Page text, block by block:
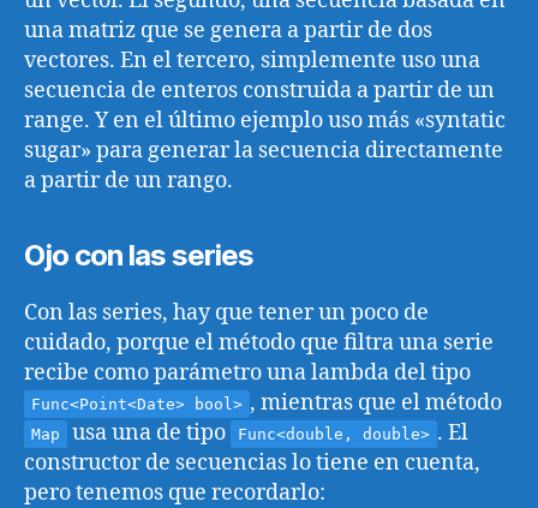
una matriz que se genera a partir de dos
vectores. En el tercero, simplemente uso una
secuencia de enteros construida a partir de un
range. Y en el último ejemplo uso más «syntatic
sugar» para generar la secuencia directamente
a partir de un rango.
Ojo con las series
Con las series, hay que tener un poco de
cuidado, porque el método que filtra una serie
recibe como parámetro una lambda del tipo
Func<Point<Date> bool> , mientras que el método
Map usa una de tipo Func<double, double> . El
constructor de secuencias lo tiene en cuenta,
pero tenemos que recordarlo: